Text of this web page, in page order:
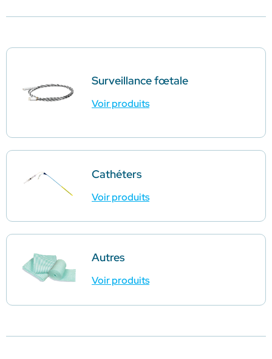
Surveillance fœtale
Voir produits
Cathéters
Voir produits
Autres
Voir produits